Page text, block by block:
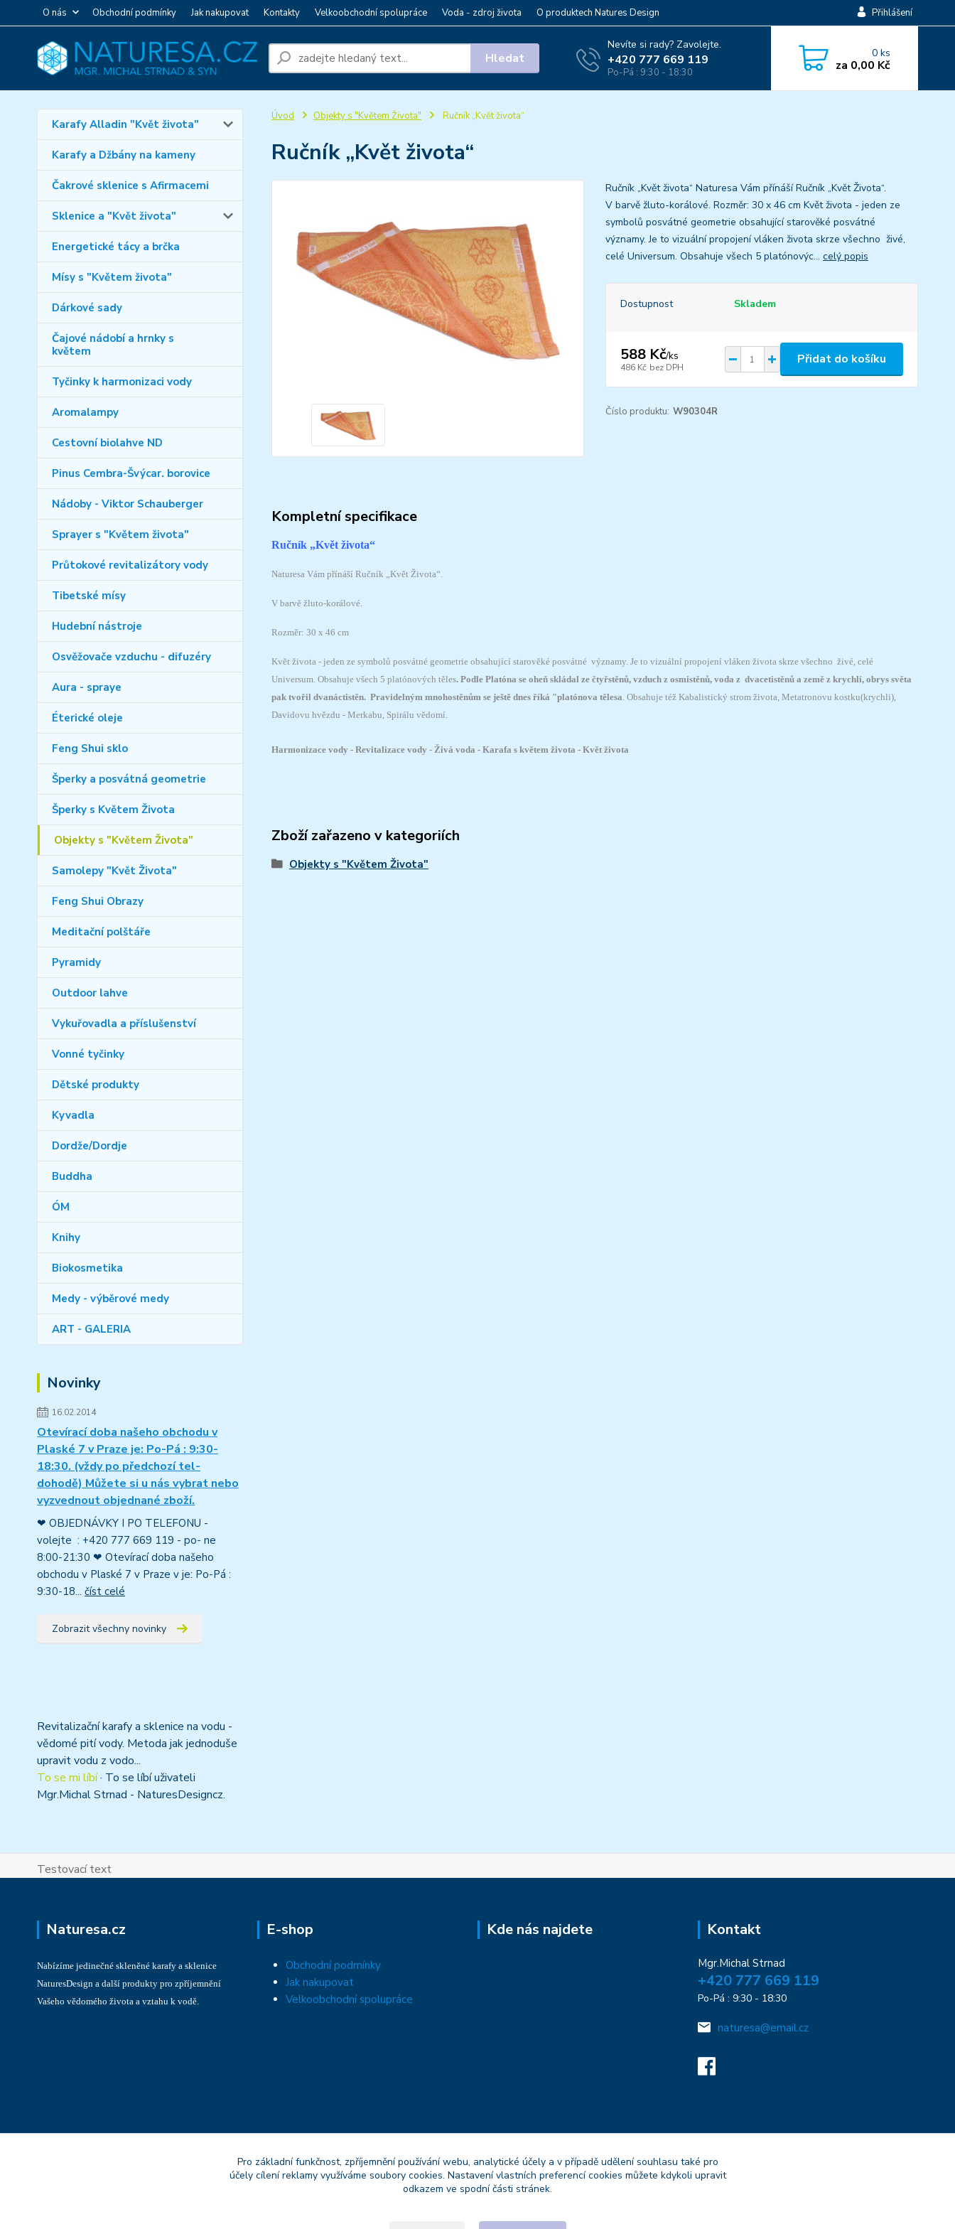
O nás Obchodní podmínky Jak nakupovat Kontakty Velkoobchodní spolupráce Voda - zdroj života O produktech Natures Design Přihlášení
Hledat
Nevíte si rady? Zavolejte.
+420 777 669 119
Po-Pá : 9:30 - 18:30
0ks
za 0,00 Kč
Karafy Alladin "Květ života"
Karafy a Džbány na kameny
Čakrové sklenice s Afirmacemi
Sklenice a "Květ života"
Energetické tácy a brčka
Mísy s "Květem života"
Dárkové sady
Čajové nádobí a hrnky s
květem
Tyčinky k harmonizaci vody
Aromalampy
Cestovní biolahve ND
Pinus Cembra-Švýcar. borovice
Nádoby - Viktor Schauberger
Sprayer s "Květem života"
Průtokové revitalizátory vody
Tibetské mísy
Hudební nástroje
Osvěžovače vzduchu - difuzéry
Aura - spraye
Éterické oleje
Feng Shui sklo
Šperky a posvátná geometrie
Šperky s Květem Života
Objekty s "Květem Života"
Samolepy "Květ Života"
Feng Shui Obrazy
Meditační polštáře
Pyramidy
Outdoor lahve
Vykuřovadla a příslušenství
Vonné tyčinky
Dětské produkty
Kyvadla
Dordže/Dordje
Buddha
ÓM
Knihy
Biokosmetika
Medy - výběrové medy
ART - GALERIA
Novinky
16.02.2014
Otevírací doba našeho obchodu v
Plaské 7 v Praze je: Po-Pá : 9:30-
18:30. (vždy po předchozí tel-
dohodě) Můžete si u nás vybrat nebo
vyzvednout objednané zboží.
❤ OBJEDNÁVKY I PO TELEFONU -
volejte : +420 777 669 119 - po- ne
8:00-21:30 ❤ Otevírací doba našeho
obchodu v Plaské 7 v Praze v je: Po-Pá :
9:30-18... číst celé
Zobrazit všechny novinky
Revitalizační karafy a sklenice na vodu -
vědomé pití vody. Metoda jak jednoduše
upravit vodu z vodo...
To se mi líbí· To se líbí uživateli
Mgr.Michal Strnad - NaturesDesigncz.
Úvod Objekty s "Květem Života" Ručník „Květ života“
Ručník „Květ života“
Ručník „Květ života“ Naturesa Vám přínáší Ručník „Květ Života“.
V barvě žluto-korálové. Rozměr: 30 x 46 cm Květ života - jeden ze
symbolů posvátné geometrie obsahující starověké posvátné
významy. Je to vizuální propojení vláken života skrze všechno živé,
celé Universum. Obsahuje všech 5 platónovýc... celý popis
Dostupnost Skladem
588 Kč/ks
486 Kč bez DPH
Přidat do košíku
Číslo produktu: W90304R
Kompletní specifikace
Ručník „Květ života“
Naturesa Vám přínáší Ručník „Květ Života“.
V barvě žluto-korálové.
Rozměr: 30 x 46 cm
Květ života - jeden ze symbolů posvátné geometrie obsahující starověké posvátné významy. Je to vizuální propojení vláken života skrze všechno živé, celé
Universum. Obsahuje všech 5 platónových těles. Podle Platóna se oheň skládal ze čtyřstěnů, vzduch z osmistěnů, voda z dvacetistěnů a země z krychlí, obrys světa
pak tvořil dvanáctistěn. Pravidelným mnohostěnům se ještě dnes říká "platónova tělesa . Obsahuje též Kabalistický strom života, Metatronovu kostku(krychli),
Davidovu hvězdu - Merkabu, Spirálu vědomí.
Harmonizace vody - Revitalizace vody - Živá voda - Karafa s květem života - Květ života
Zboží zařazeno v kategoriích
Objekty s "Květem Života"
Testovací text
Naturesa.cz
Nabízíme jedinečné skleněné karafy a sklenice
NaturesDesign a další produkty pro zpříjemnění
Vašeho vědomého života a vztahu k vodě.
E-shop
Obchodní podmínky
Jak nakupovat
Velkoobchodní spolupráce
Kde nás najdete Kontakt
Mgr.Michal Strnad
+420 777 669 119
Po-Pá : 9:30 - 18:30
naturesa@email.cz
Pro základní funkčnost, zpříjemnění používání webu, analytické účely a v případě udělení souhlasu také pro
účely cílení reklamy využíváme soubory cookies. Nastavení vlastních preferencí cookies můžete kdykoli upravit
odkazem ve spodní části stránek.